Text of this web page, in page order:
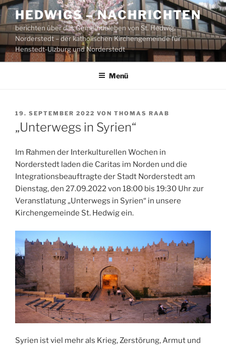
Zum
Inhalt
springen
HEDWIGS – NACHRICHTEN
berichten über das Gemeindeleben von St. Hedwig,
Norderstedt – der katholischen Kirchengemeinde für
Henstedt-Ulzburg und Norderstedt
Menü
VERÖFFENTLICHT
AM
19. SEPTEMBER 2022 VON THOMAS RAAB
„Unterwegs in Syrien“
Im Rahmen der Interkulturellen Wochen in
Norderstedt laden die Caritas im Norden und die
Integrationsbeauftragte der Stadt Norderstedt am
Dienstag, den 27.09.2022 von 18:00 bis 19:30 Uhr zur
Veranstlatung „Unterwegs in Syrien“ in unsere
Kirchengemeinde St. Hedwig ein.
Syrien ist viel mehr als Krieg, Zerstörung, Armut und